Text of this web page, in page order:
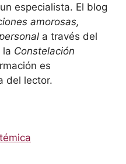
especialista. El blog
amorosas,
a través del
la Constelación
es
del lector.